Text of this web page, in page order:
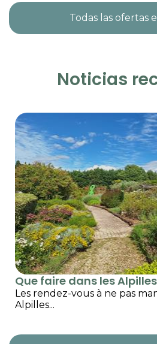
Todas las ofertas
Noticias
Que faire dans les
Les rendez-vous à ne pas
Alpilles...